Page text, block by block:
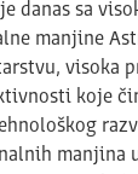
danas sa
manjine
visoka
koje
manjina